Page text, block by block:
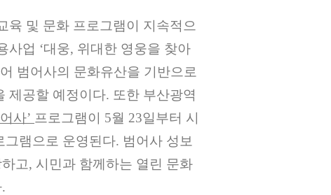
육 및 문화 프로그램이 지속적으
사업 ‘대웅, 위대한 영웅을 찾아
범어사의 문화유산을 기반으로
제공할 예정이다. 또한 부산광역
사’ 프로그램이 5월 23일부터 시
그램으로 운영된다. 범어사 성보
고, 시민과 함께하는 열린 문화
.